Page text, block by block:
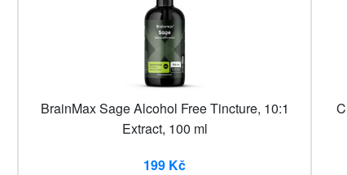
BrainMax Sage Alcohol Free Tincture, 10:1
Extract, 100 ml
199 Kč